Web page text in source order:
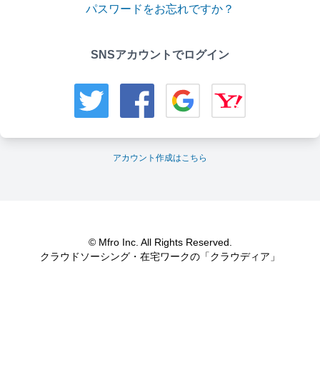
パスワードをお忘れですか？
SNSアカウントでログイン
アカウント作成はこちら
© Mfro Inc. All Rights Reserved.
クラウドソーシング・在宅ワークの「クラウディア」